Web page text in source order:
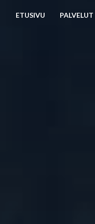
ETUSIVU PALVELUT